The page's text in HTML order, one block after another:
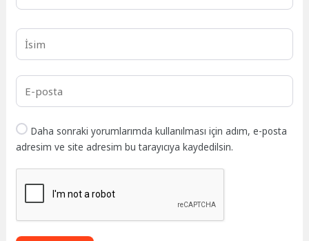
Daha sonraki yorumlarımda kullanılması için adım, e-posta
adresim ve site adresim bu tarayıcıya kaydedilsin.